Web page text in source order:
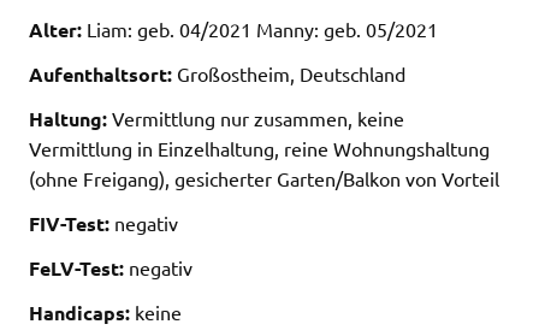
Alter: Liam: geb. 04/2021 Manny: geb. 05/2021
Aufenthaltsort: Großostheim, Deutschland
Haltung: Vermittlung nur zusammen, keine
Vermittlung in Einzelhaltung, reine Wohnungshaltung
(ohne Freigang), gesicherter Garten/Balkon von Vorteil
FIV-Test: negativ
FeLV-Test: negativ
Handicaps: keine